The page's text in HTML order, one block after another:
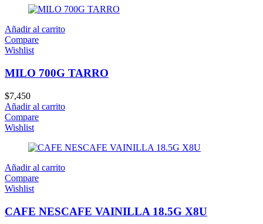
Añadir al carrito
Compare
Wishlist
MILO 700G TARRO
$7,450
Añadir al carrito
Compare
Wishlist
Añadir al carrito
Compare
Wishlist
CAFE NESCAFE VAINILLA 18.5G X8U